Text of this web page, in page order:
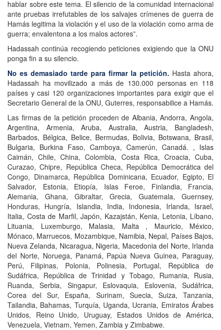
hablar sobre este tema. El silencio de la comunidad internacional
ante pruebas irrefutables de los salvajes crímenes de guerra de
Hamás legitima la violación y el uso de la violación como arma de
guerra; envalentona a los malos actores”.
Hadassah continúa recogiendo peticiones exigiendo que la ONU
ponga fin a su silencio.
No es demasiado tarde para firmar la petición. Hasta ahora,
Hadassah ha movilizado a más de 130.000 personas en 118
países y casi 120 organizaciones importantes para exigir que el
Secretario General de la ONU, Guterres, responsabilice a Hamás.
Las firmas de la petición proceden de Albania, Andorra, Angola,
Argentina, Armenia, Aruba, Australia, Austria, Bangladesh,
Barbados, Bélgica, Belice, Bermudas, Bolivia, Botswana, Brasil,
Bulgaria, Burkina Faso, Camboya, Camerún, Canadá. , Islas
Caimán, Chile, China, Colombia, Costa Rica, Croacia, Cuba,
Curazao, Chipre, República Checa, República Democrática del
Congo, Dinamarca, República Dominicana, Ecuador, Egipto, El
Salvador, Estonia, Etiopía, Islas Feroe, Finlandia, Francia,
Alemania, Ghana, Gibraltar, Grecia, Guatemala, Guernsey,
Honduras, Hungría, Islandia, India, Indonesia, Irlanda, Israel,
Italia, Costa de Marfil, Japón, Kazajstán, Kenia, Letonia, Líbano,
Lituania, Luxemburgo, Malasia, Malta , Mauricio, México,
Mónaco, Marruecos, Mozambique, Namibia, Nepal, Países Bajos,
Nueva Zelanda, Nicaragua, Nigeria, Macedonia del Norte, Irlanda
del Norte, Noruega, Panamá, Papúa Nueva Guinea, Paraguay,
Perú, Filipinas, Polonia, Polinesia, Portugal, República de
Sudáfrica, República de Trinidad y Tobago, Rumania, Rusia,
Ruanda, Serbia, Singapur, Eslovaquia, Eslovenia, Sudáfrica,
Corea del Sur, España, Surinam, Suecia, Suiza, Tanzania,
Tailandia, Bahamas, Turquía, Uganda, Ucrania, Emiratos Árabes
Unidos, Reino Unido, Uruguay, Estados Unidos de América,
Venezuela, Vietnam, Yemen, Zambia y Zimbabwe.